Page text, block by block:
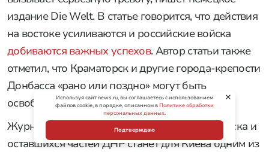
издание Die Welt. В статье говорится, что действия
на востоке усиливаются и российские войска
добиваются важных успехов. Автор статьи также
отметил, что Краматорск и другие города-крепости
Донбасса «рано или поздно» могут быть
освобождены армией России.
Журналист подчеркнул, что потеря Краматорска и
оставшихся частей ДНР станет для Киева одним из
Используя сайт news.ru, вы соглашаетесь с использованием
файлов cookie, в порядке, описанном вПолитике обработки
персональных данных.
Подтверждаю